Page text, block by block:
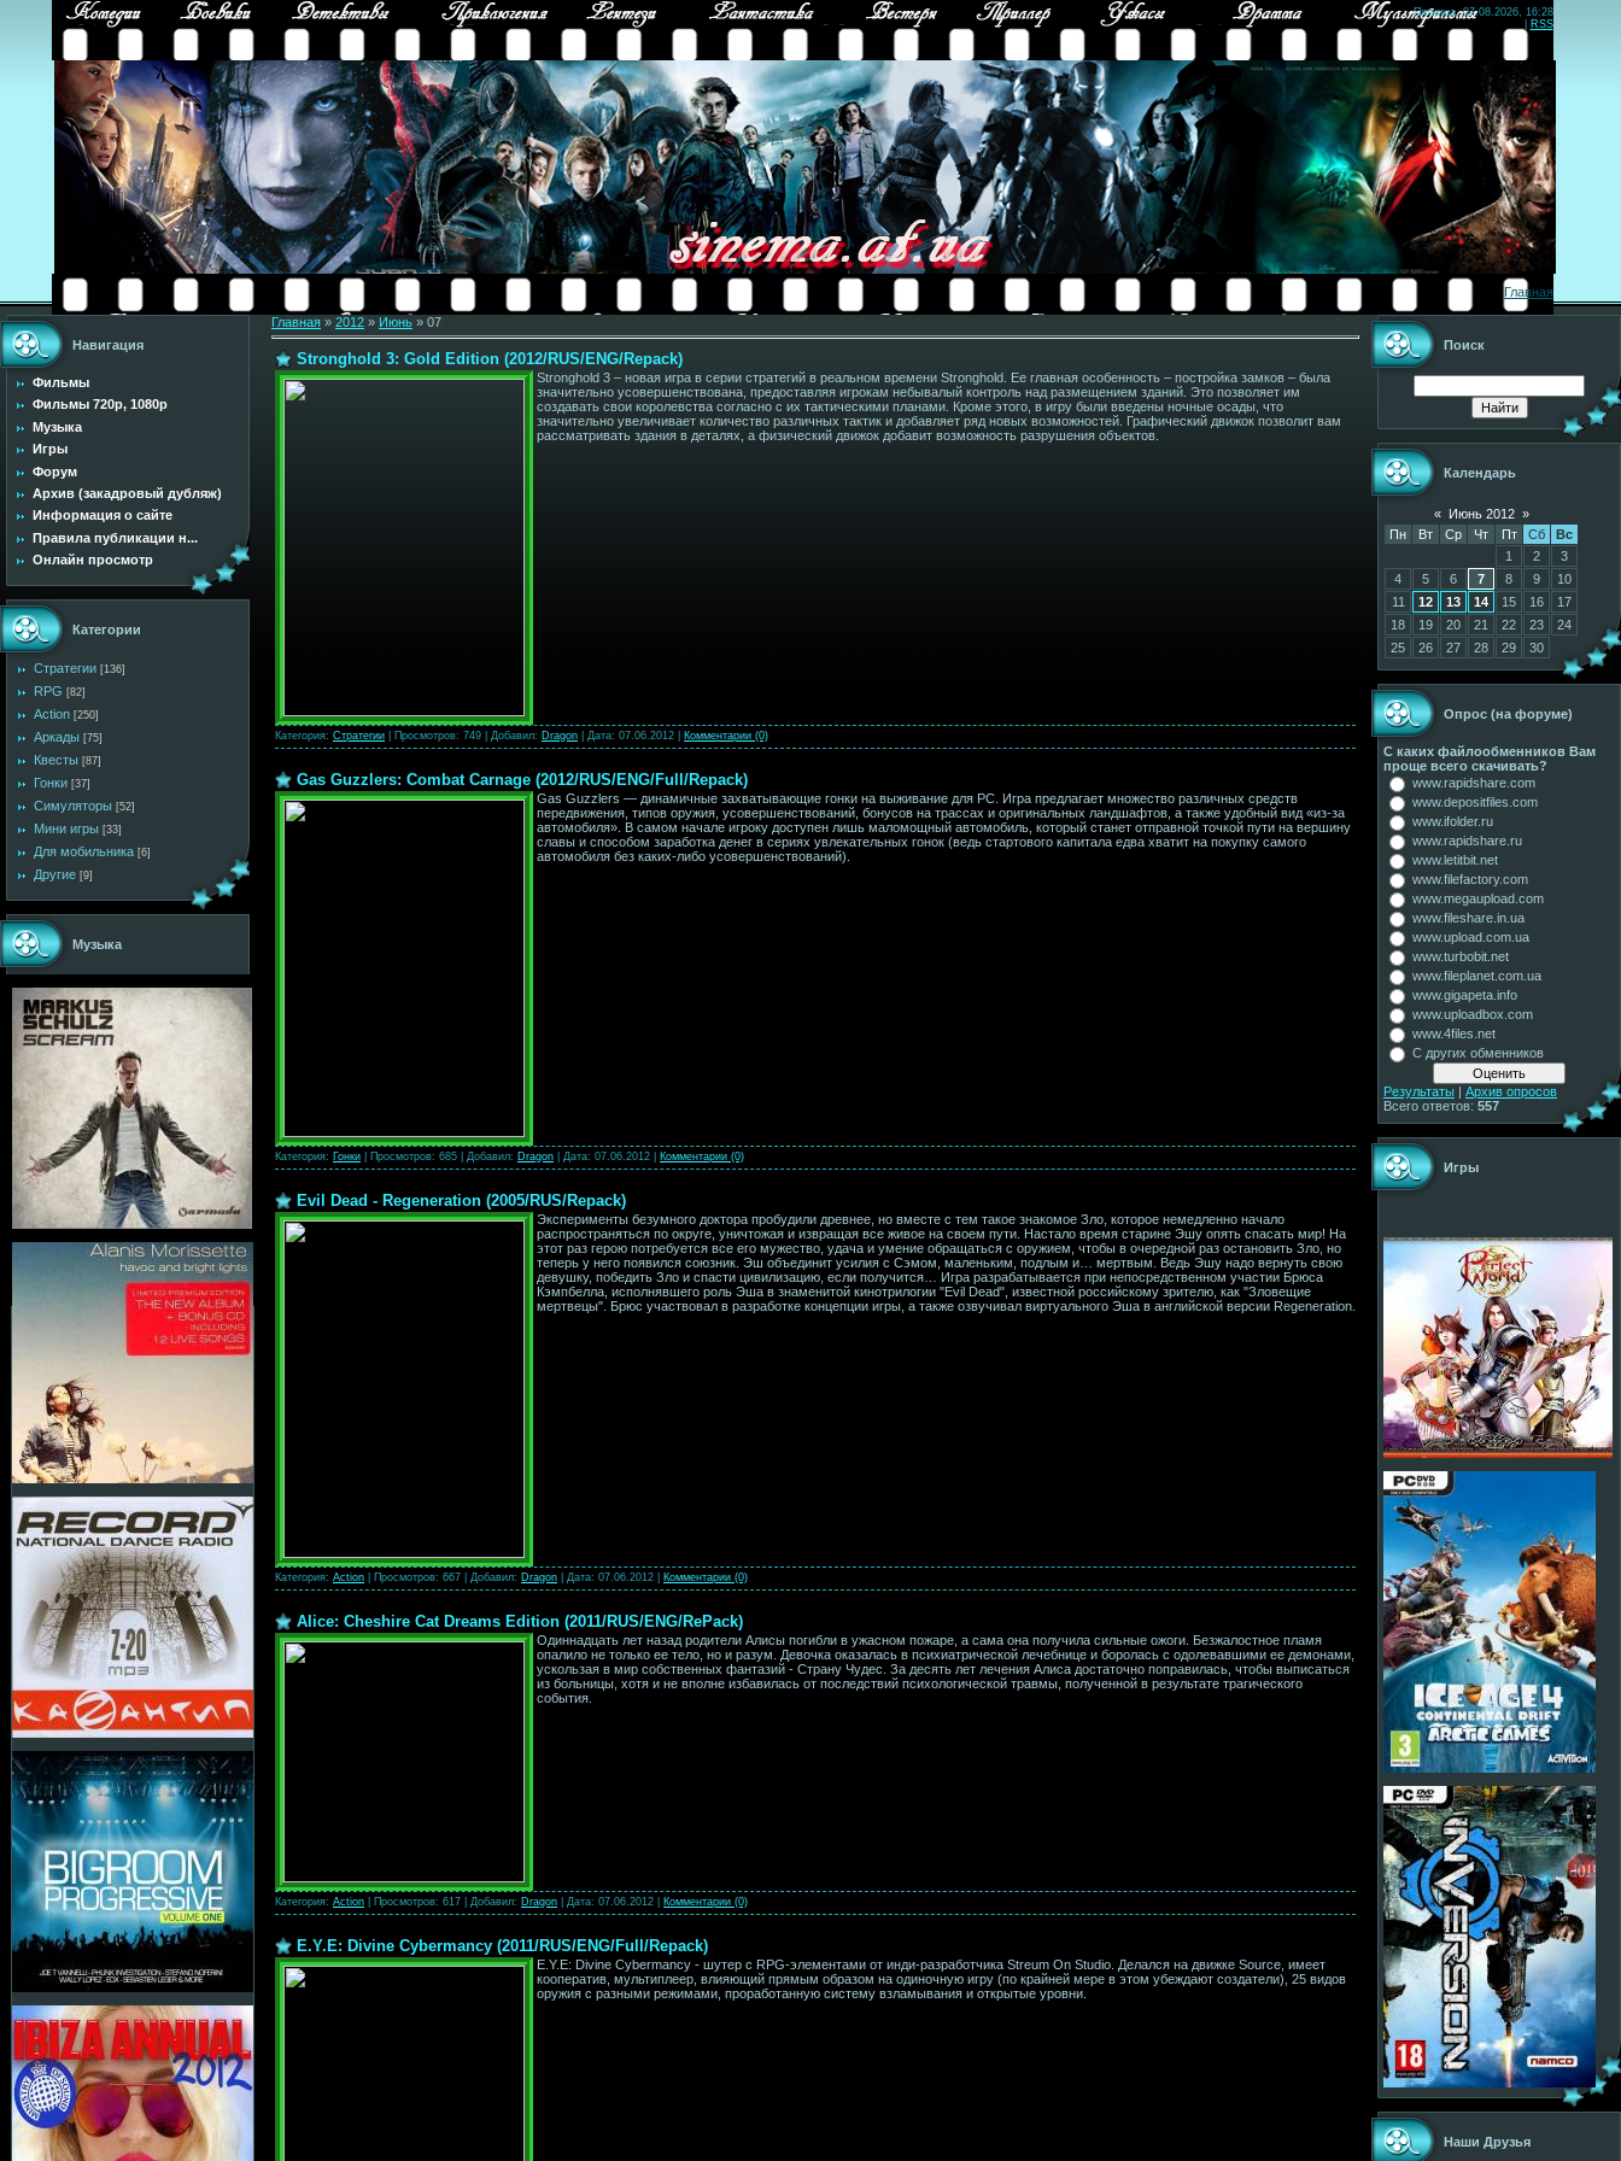
Пятница, 07.08.2026, 16:28
RSS
Главная
Навигация
Фильмы
Фильмы 720p, 1080p
Музыка
Игры
Форум
Архив (закадровый дубляж)
Информация о сайте
Правила публикации н...
Онлайн просмотр
Категории
Стратегии [136]
RPG [82]
Action [250]
Аркады [75]
Квесты [87]
Гонки [37]
Симуляторы [52]
Мини игры [33]
Для мобильника [6]
Другие [9]
Музыка
Главная » 2012 » Июнь » 07
Stronghold 3: Gold Edition (2012/RUS/ENG/Repack)
Stronghold 3 – новая игра в серии стратегий в реальном времени Stronghold. Ее главная особенность – постройка замков – была
значительно усовершенствована, предоставляя игрокам небывалый контроль над размещением зданий. Это позволяет им
создавать свои королевства согласно с их тактическими планами. Кроме этого, в игру были введены ночные осады, что
значительно увеличивает количество различных тактик и добавляет ряд новых возможностей. Графический движок позволит вам
рассматривать здания в деталях, а физический движок добавит возможность разрушения объектов.
Категория: Стратегии Просмотров: 749 Добавил: Dragon Дата: 07.06.2012 Комментарии (0)
Gas Guzzlers: Combat Carnage (2012/RUS/ENG/Full/Repack)
Gas Guzzlers — динамичные захватывающие гонки на выживание для PC. Игра предлагает множество различных средств
передвижения, типов оружия, усовершенствований, бонусов на трассах и оригинальных ландшафтов, а также удобный вид «из-за
автомобиля». В самом начале игроку доступен лишь маломощный автомобиль, который станет отправной точкой пути на вершину
славы и способом заработка денег в сериях увлекательных гонок (ведь стартового капитала едва хватит на покупку самого
автомобиля без каких-либо усовершенствований).
Категория: Гонки Просмотров: 685 Добавил: Dragon Дата: 07.06.2012 Комментарии (0)
Evil Dead - Regeneration (2005/RUS/Repack)
Эксперименты безумного доктора пробудили древнее, но вместе с тем такое знакомое Зло, которое немедленно начало
распространяться по округе, уничтожая и извращая все живое на своем пути. Настало время старине Эшу опять спасать мир! На
этот раз герою потребуется все его мужество, удача и умение обращаться с оружием, чтобы в очередной раз остановить Зло, но
теперь у него появился союзник. Эш объединит усилия с Сэмом, маленьким, подлым и… мертвым. Ведь Эшу надо вернуть свою
девушку, победить Зло и спасти цивилизацию, если получится… Игра разрабатывается при непосредственном участии Брюса
Кэмпбелла, исполнявшего роль Эша в знаменитой кинотрилогии "Evil Dead", известной российскому зрителю, как "Зловещие
мертвецы". Брюс участвовал в разработке концепции игры, а также озвучивал виртуального Эша в английской версии Regeneration.
Категория: Action Просмотров: 667 Добавил: Dragon Дата: 07.06.2012 Комментарии (0)
Alice: Cheshire Cat Dreams Edition (2011/RUS/ENG/RePack)
Одиннадцать лет назад родители Алисы погибли в ужасном пожаре, а сама она получила сильные ожоги. Безжалостное пламя
опалило не только ее тело, но и разум. Девочка оказалась в психиатрической лечебнице и боролась с одолевавшими ее демонами,
ускользая в мир собственных фантазий - Страну Чудес. За десять лет лечения Алиса достаточно поправилась, чтобы выписаться
из больницы, хотя и не вполне избавилась от последствий психологической травмы, полученной в результате трагического
события.
Категория: Action Просмотров: 617 Добавил: Dragon Дата: 07.06.2012 Комментарии (0)
E.Y.E: Divine Cybermancy (2011/RUS/ENG/Full/Repack)
E.Y.E: Divine Cybermancy - шутер с RPG-элементами от инди-разработчика Streum On Studio. Делался на движке Source, имеет
кооператив, мультиплеер, влияющий прямым образом на одиночную игру (по крайней мере в этом убеждают создатели), 25 видов
оружия с разными режимами, проработанную систему взламывания и открытые уровни.
Поиск
Календарь
« Июнь 2012 »
Пн
Вт Ср Чт Пт Сб
Вс
1
2
3
4
5 6 7 8 9
10
11
12 13 14 15 16
17
18
19 20 21 22 23
24
25
26 27 28 29 30
Опрос (на форуме)
С каких файлообменников Вам
проще всего скачивать?
www.rapidshare.com
www.depositfiles.com
www.ifolder.ru
www.rapidshare.ru
www.letitbit.net
www.filefactory.com
www.megaupload.com
www.fileshare.in.ua
www.upload.com.ua
www.turbobit.net
www.fileplanet.com.ua
www.gigapeta.info
www.uploadbox.com
www.4files.net
С других обменников
Результаты | Архив опросов
Всего ответов: 557
Игры
Наши Друзья